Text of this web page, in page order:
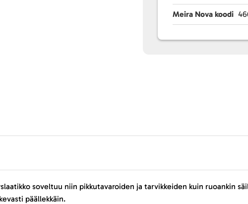
Meira Nova koodi
soveltuu niin pikkutavaroiden ja tarvikkeiden kuin ruoankin
päällekkäin.